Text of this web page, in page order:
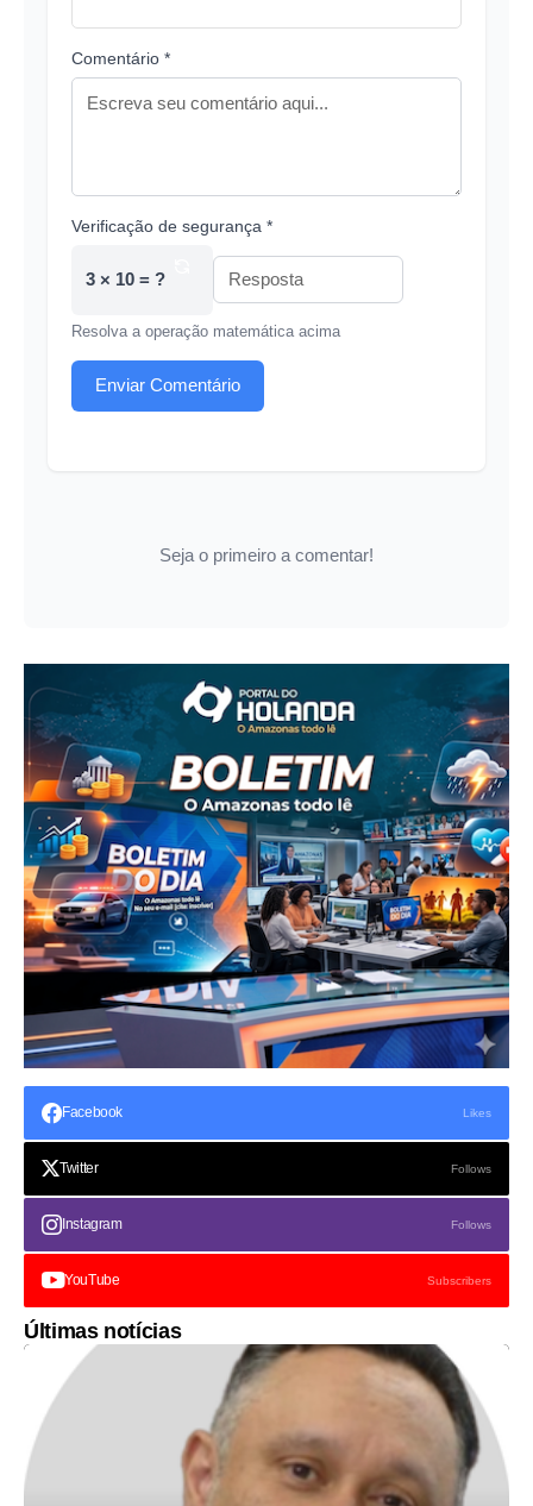
Comentário *
Verificação de segurança *
3 × 10 = ?
Resolva a operação matemática acima
Enviar Comentário
Seja o primeiro a comentar!
Facebook Likes
Twitter Follows
Instagram Follows
YouTube Subscribers
Últimas notícias